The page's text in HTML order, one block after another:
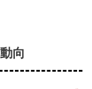
向